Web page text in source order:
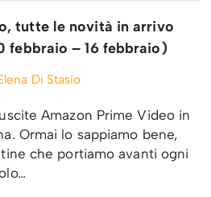
tutte le novità in arrivo
febbraio – 16 febbraio)
Di Stasio
Amazon Prime Video in
Ormai lo sappiamo bene,
che portiamo avanti ogni